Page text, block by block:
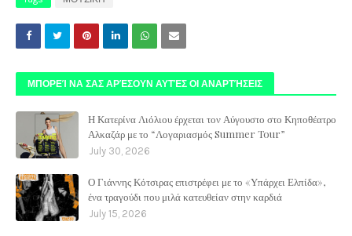
ΜΠΟΡΕΊ ΝΑ ΣΑΣ ΑΡΈΣΟΥΝ ΑΥΤΈΣ ΟΙ ΑΝΑΡΤΉΣΕΙΣ
Η Κατερίνα Λιόλιου έρχεται τον Αύγουστο στο Κηποθέατρο
Αλκαζάρ με το “Λογαριασμός Summer Tour”
July 30, 2026
Ο Γιάννης Κότσιρας επιστρέφει με το «Υπάρχει Ελπίδα»,
ένα τραγούδι που μιλά κατευθείαν στην καρδιά
July 15, 2026